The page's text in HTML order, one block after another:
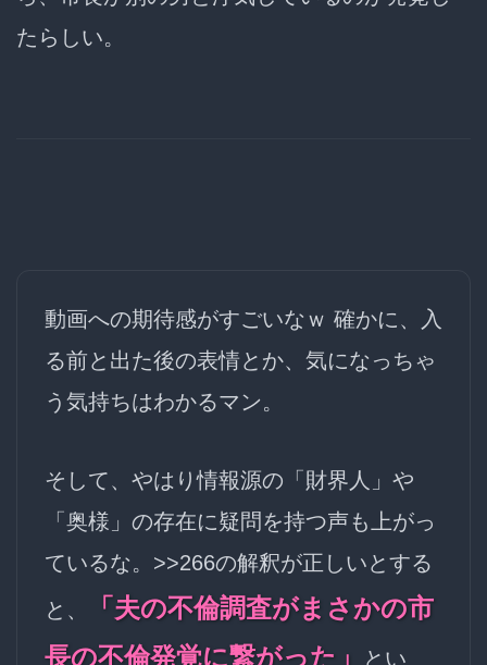
たらしい。
動画への期待感がすごいなｗ 確かに、入
る前と出た後の表情とか、気になっちゃ
う気持ちはわかるマン。
そして、やはり情報源の「財界人」や
「奥様」の存在に疑問を持つ声も上がっ
ているな。>>266の解釈が正しいとする
と、
「夫の不倫調査がまさかの市
長の不倫発覚に繋がった」
とい